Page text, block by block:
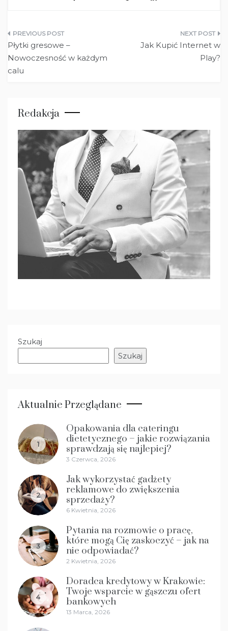
Nawigacja
wpisu
Płytki gresowe –
Nowoczesność w każdym
calu
Jak Kupić Internet w
Play?
Redakcja
Szukaj
Szukaj
Aktualnie Przeglądane
1
Opakowania dla cateringu
dietetycznego – jakie rozwiązania
sprawdzają się najlepiej?
3 Czerwca, 2026
2
Jak wykorzystać gadżety
reklamowe do zwiększenia
sprzedaży?
6 Kwietnia, 2026
3
Pytania na rozmowie o pracę,
które mogą Cię zaskoczyć – jak na
nie odpowiadać?
2 Kwietnia, 2026
4
Doradca kredytowy w Krakowie:
Twoje wsparcie w gąszczu ofert
bankowych
13 Marca, 2026